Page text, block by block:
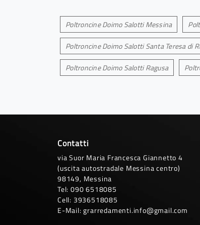
Poltroncine Doimo Salotti Messina
Poltroncine Doimo Salotti Santa Teresa di
Poltroncine Doimo Salotti Ragusa
Contatti
via Suor Maria Francesca Giannetto 4
(uscita autostradale Messina centro)
98149, Messina
Tel: 090 6518085
Cell: 3936518085
E-Mail: grarredamenti.info@gmail.com